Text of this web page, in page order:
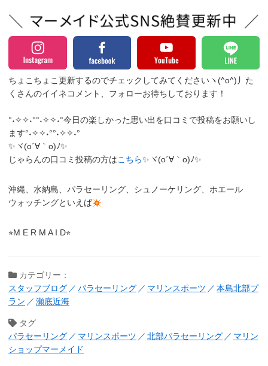
ちょこちょこ更新するのでチェックしてみてくださいヽ(^o^)丿 た
くさんのイイネコメント、フォローお待ちしております！
°˖✧✧˖°°˖✧✧˖°今日の楽しかった思い出を口コミで投稿をお願いし
ます°˖✧✧˖°°˖✧✧˖°
✨ヾ(o´∀｀o)ﾉ✨
じゃらんの口コミ投稿の方はこちら✨ヾ(o´∀｀o)ﾉ✨
沖縄、水納島、パラセーリング、シュノーケリング、ホエール
ウォッチングといえば
⭐︎M E R M A I D⭐︎
カテゴリー：
スタッフブログ
パラセーリング マリンスポーツ
本島北部プ
ラン
瀬底近海
タグ
パラセーリング
マリンスポーツ 北部パラセーリング
マリン
ショップマーメイド